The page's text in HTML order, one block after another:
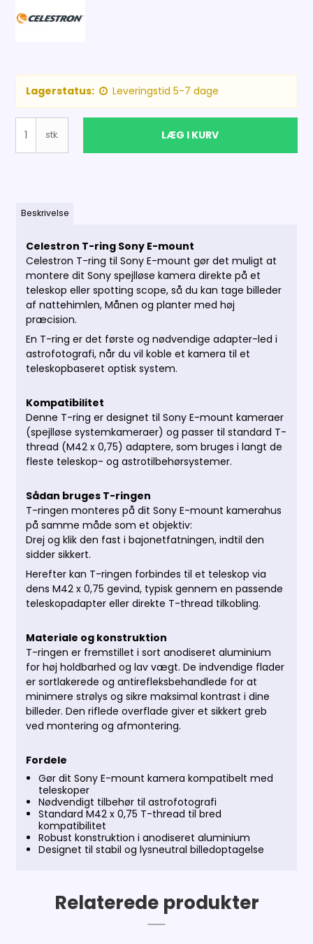
Lagerstatus: Leveringstid 5-7 dage
stk. LÆG I KURV
Beskrivelse
Celestron T-ring Sony E-mount
Celestron T-ring til Sony E-mount gør det muligt at
montere dit Sony spejlløse kamera direkte på et
teleskop eller spotting scope, så du kan tage billeder
af nattehimlen, Månen og planter med høj
præcision.
En T-ring er det første og nødvendige adapter-led i
astrofotografi, når du vil koble et kamera til et
teleskopbaseret optisk system.
Kompatibilitet
Denne T-ring er designet til Sony E-mount kameraer
(spejlløse systemkameraer) og passer til standard T-
thread (M42 x 0,75) adaptere, som bruges i langt de
fleste teleskop- og astrotilbehørsystemer.
Sådan bruges T-ringen
T-ringen monteres på dit Sony E-mount kamerahus
på samme måde som et objektiv:
Drej og klik den fast i bajonetfatningen, indtil den
sidder sikkert.
Herefter kan T-ringen forbindes til et teleskop via
dens M42 x 0,75 gevind, typisk gennem en passende
teleskopadapter eller direkte T-thread tilkobling.
Materiale og konstruktion
T-ringen er fremstillet i sort anodiseret aluminium
for høj holdbarhed og lav vægt. De indvendige flader
er sortlakerede og antirefleksbehandlede for at
minimere strølys og sikre maksimal kontrast i dine
billeder. Den riflede overflade giver et sikkert greb
ved montering og afmontering.
Fordele
Gør dit Sony E-mount kamera kompatibelt med
teleskoper
Nødvendigt tilbehør til astrofotografi
Standard M42 x 0,75 T-thread til bred
kompatibilitet
Robust konstruktion i anodiseret aluminium
Designet til stabil og lysneutral billedoptagelse
Relaterede produkter